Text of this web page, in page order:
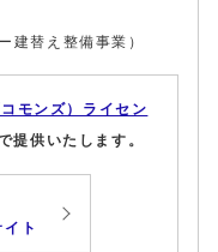
建替え整備事業）
モンズ）ライセン
提供いたします。
ト